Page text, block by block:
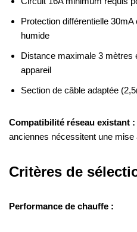
Protection différentielle
humide
Distance maximale 3 mètres
appareil
Section de câble adaptée
Compatibilité réseau existant :
anciennes nécessitent une mise
Critères de
Performance de chauffe :